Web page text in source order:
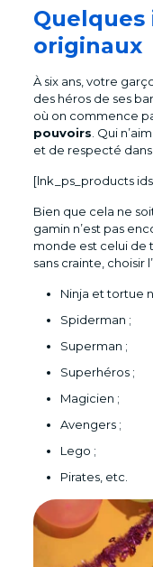
Quelques
originaux
À six ans, votre
des héros de ses
où on commence
pouvoirs. Qui
et de respecté
[lnk_ps_products
Bien que cela ne
gamin n’est pas
monde est celui de
sans crainte, choisir
Ninja et tortue
Spiderman ;
Superman ;
Superhéros ;
Magicien ;
Avengers ;
Lego ;
Pirates, etc.